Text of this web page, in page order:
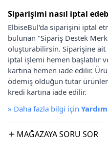
Siparişimi nasıl iptal
ElbiseBul'da siparişini iptal
bulunan "Sipariş Destek
oluşturabilirsin. Siparişine
iptal işlemi hemen başlatılır
kartına hemen iade edilir.
ödemiş olduğun tutar
kredi kartına iade edilir.
» Daha fazla bilgi için
MAĞAZAYA SORU SOR